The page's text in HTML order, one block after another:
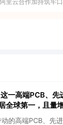
这一高端PCB、
全球第一，且量
的高端PCB、先